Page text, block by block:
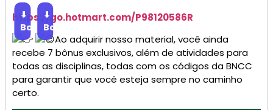
https://go.hotmart.com/P98120586R
⬇
Baixar
⬇
Baixar
Ao adquirir nosso material, você ainda
recebe 7 bônus exclusivos, além de atividades para
todas as disciplinas, todas com os códigos da BNCC
para garantir que você esteja sempre no caminho
certo.